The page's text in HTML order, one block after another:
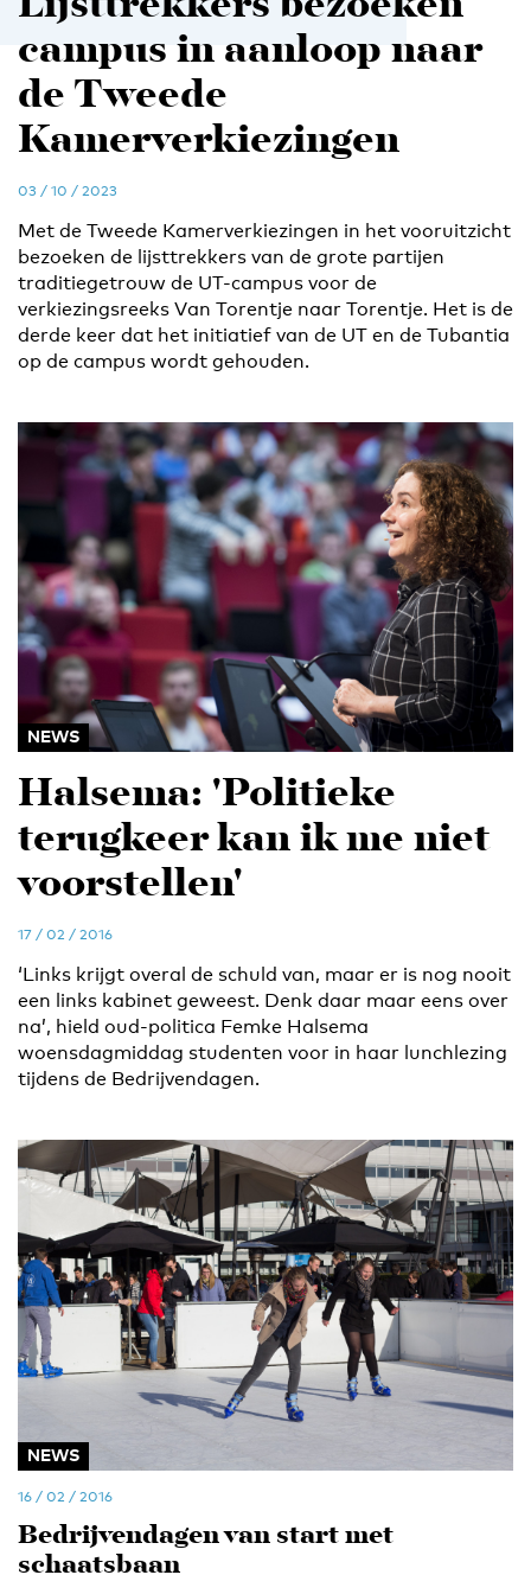
campus in aanloop naar
de Tweede
Kamerverkiezingen
03 / 10 / 2023
Met de Tweede Kamerverkiezingen in het vooruitzicht
bezoeken de lijsttrekkers van de grote partijen
traditiegetrouw de UT-campus voor de
verkiezingsreeks Van Torentje naar Torentje. Het is de
derde keer dat het initiatief van de UT en de Tubantia
op de campus wordt gehouden.
NEWS
Halsema: 'Politieke
terugkeer kan ik me niet
voorstellen'
17 / 02 / 2016
‘Links krijgt overal de schuld van, maar er is nog nooit
een links kabinet geweest. Denk daar maar eens over
na’, hield oud-politica Femke Halsema
woensdagmiddag studenten voor in haar lunchlezing
tijdens de Bedrijvendagen.
NEWS
16 / 02 / 2016
Bedrijvendagen van start met
schaatsbaan